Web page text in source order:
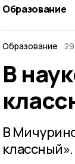
Образование
Образование
В
В